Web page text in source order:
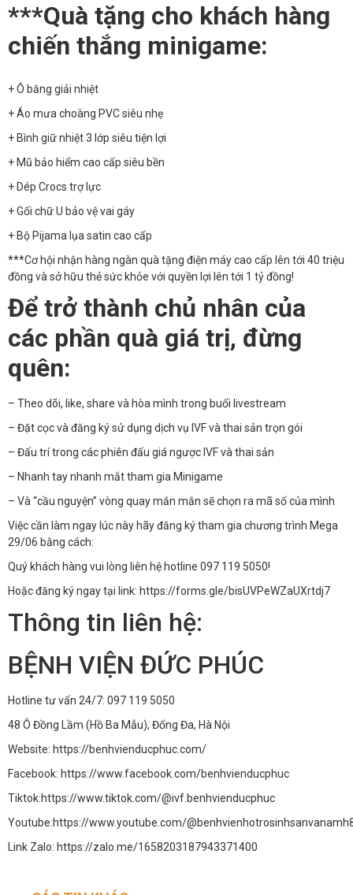
***Quà tặng cho khách hàng
chiến thắng minigame:
+ Ô băng giải nhiệt
+ Áo mưa choàng PVC siêu nhẹ
+ Bình giữ nhiệt 3 lớp siêu tiện lợi
+ Mũ bảo hiểm cao cấp siêu bền
+ Dép Crocs trợ lực
+ Gối chữ U bảo vệ vai gáy
+ Bộ Pijama lụa satin cao cấp
***Cơ hội nhận hàng ngàn quà tặng điện máy cao cấp lên tới 40 triệu
đồng và sở hữu thẻ sức khỏe với quyền lợi lên tới 1 tỷ đồng!
Để trở thành chủ nhân của
các phần quà giá trị, đừng
quên:
– Theo dõi, like, share và hòa mình trong buổi livestream
– Đặt cọc và đăng ký sử dụng dịch vụ IVF và thai sản trọn gói
– Đấu trí trong các phiên đấu giá ngược IVF và thai sản
– Nhanh tay nhanh mắt tham gia Minigame
– Và “cầu nguyện” vòng quay mắn mắn sẽ chọn ra mã số của mình
Việc cần làm ngay lúc này hãy đăng ký tham gia chương trình Mega
29/06 bằng cách:
Quý khách hàng vui lòng liên hệ hotline 097 119 5050!
Hoặc đăng ký ngay tại link: https://forms.gle/bisUVPeWZaUXrtdj7
Thông tin liên hệ:
BỆNH VIỆN ĐỨC PHÚC
Hotline tư vấn 24/7: 097 119 5050
48 Ô Đồng Lầm (Hồ Ba Mẫu), Đống Đa, Hà Nội
Website: https://benhvienducphuc.com/
Facebook: https://www.facebook.com/benhvienducphuc
Tiktok:https://www.tiktok.com/@ivf.benhvienducphuc
Youtube:https://www.youtube.com/
Link Zalo: https://zalo.me/1658203187943371400